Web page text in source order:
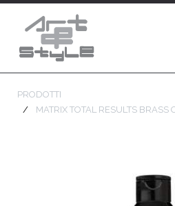
PRODOTTI
MATRIX TOTAL RESULTS BRASS